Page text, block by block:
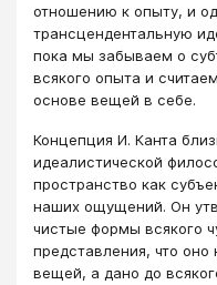
отношению к опыту, и
трансцендентальную
пока мы забываем о
всякого опыта и
основе вещей в себе.
Концепция И. Канта
идеалистической
пространство как
наших ощущений. Он
чистые формы всякого
представления, что
вещей, а дано до